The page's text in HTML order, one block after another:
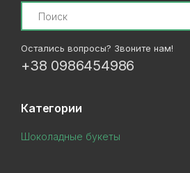
Search
Остались вопросы? Звоните нам!
+38 0986454986
Категории
Шоколадные букеты